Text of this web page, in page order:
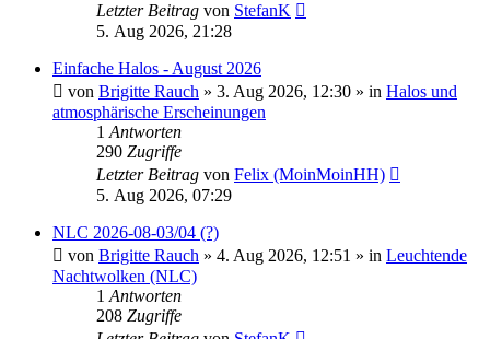
Letzter Beitrag von StefanK
5. Aug 2026, 21:28
Einfache Halos - August 2026
von Brigitte Rauch » 3. Aug 2026, 12:30 » in Halos und
atmosphärische Erscheinungen
1 Antworten
290 Zugriffe
Letzter Beitrag von Felix (MoinMoinHH)
5. Aug 2026, 07:29
NLC 2026-08-03/04 (?)
von Brigitte Rauch » 4. Aug 2026, 12:51 » in Leuchtende
Nachtwolken (NLC)
1 Antworten
208 Zugriffe